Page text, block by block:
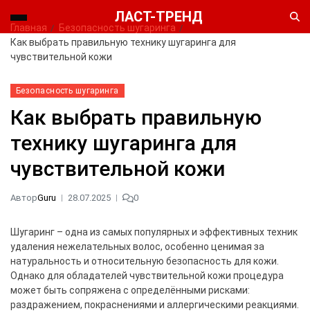
ЛАСТ-ТРЕНД
Главная
Безопасность шугаринга
Как выбрать правильную технику шугаринга для
чувствительной кожи
Безопасность шугаринга
Как выбрать правильную
технику шугаринга для
чувствительной кожи
АвторGuru 28.07.2025 0
Шугаринг – одна из самых популярных и эффективных техник
удаления нежелательных волос, особенно ценимая за
натуральность и относительную безопасность для кожи.
Однако для обладателей чувствительной кожи процедура
может быть сопряжена с определёнными рисками:
раздражением, покраснениями и аллергическими реакциями.